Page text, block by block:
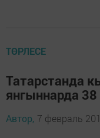
ТӨРЛЕСЕ
Татарстанда
янгыннарда
Автор, 7 февраль